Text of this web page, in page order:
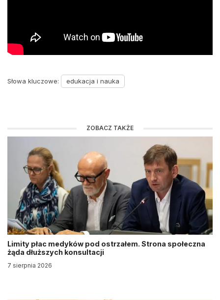
Słowa kluczowe: edukacja i nauka
ZOBACZ TAKŻE
Limity płac medyków pod ostrzałem. Strona społeczna
żąda dłuższych konsultacji
7 sierpnia 2026